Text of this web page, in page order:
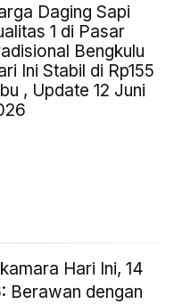
Daging Sapi
1 di Pasar
Bengkulu
Ini Stabil di Rp155
, Update 12 Juni
Hari Ini, 14
Berawan dengan